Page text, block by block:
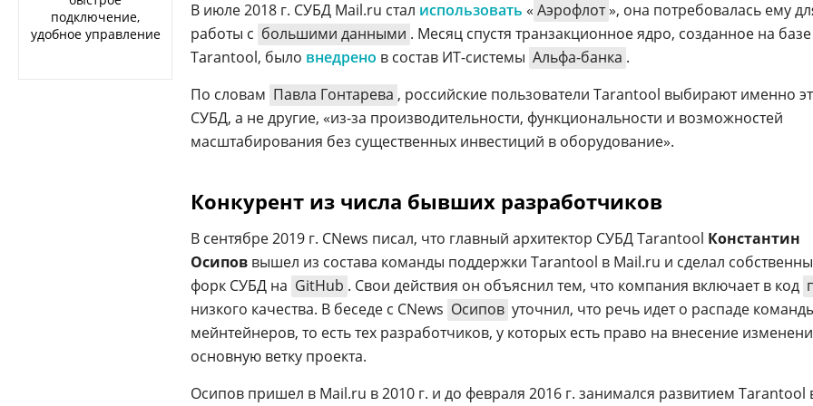
подключение,
удобное управление
В июле 2018 г. СУБД Mail.ru стал использовать « Аэрофлот», она потребовалась ему
работы с большими данными . Месяц спустя транзакционное ядро, созданное на базе
Tarantool, было внедрено в состав ИТ-системы Альфа-банка .
По словам Павла Гонтарева , российские пользователи Tarantool выбирают именно
СУБД, а не другие, «из-за производительности, функциональности и возможностей
масштабирования без существенных инвестиций в оборудование».
Конкурент из числа бывших разработчиков
В сентябре 2019 г. CNews писал, что главный архитектор СУБД Tarantool Константин
Осипов вышел из состава команды поддержки Tarantool в Mail.ru и сделал
форк СУБД на GitHub . Свои действия он объяснил тем, что компания включает в код
низкого качества. В беседе с CNews Осипов уточнил, что речь идет о распаде
мейнтейнеров, то есть тех разработчиков, у которых есть право на внесение
основную ветку проекта.
Осипов пришел в Mail.ru в 2010 г. и до февраля 2016 г. занимался развитием Tarantool